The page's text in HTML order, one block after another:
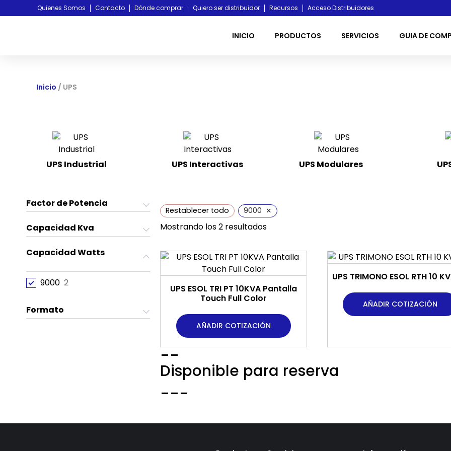
Quienes Somos Contacto Dónde comprar Quiero ser distribuidor Recursos Acceso Distribuidores
INICIO PRODUCTOS SERVICIOS GUIA DE
Inicio / UPS
UPS Industrial
UPS Interactivas
UPS Modulares
Factor de Potencia
Capacidad Kva
Capacidad Watts
9000 2
Formato
Restablecer todo 9000 ×
Mostrando los 2 resultados
UPS ESOL TRI PT 10KVA Pantalla
Touch Full Color
AÑADIR COTIZACIÓN
UPS TRIMONO ESOL RTH 10
AÑADIR COTIZACIÓN
--
Disponible para reserva
---